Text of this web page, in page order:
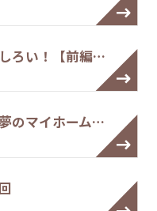
ろい！【前編…
のマイホーム…